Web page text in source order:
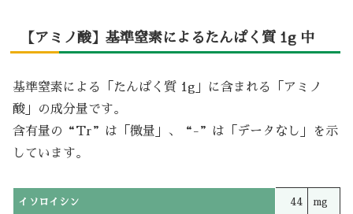
【アミノ酸】基準窒素によるたんぱく質 1g 中
基準窒素による「たんぱく質 1g」に含まれる「アミノ
酸」の成分量です。
含有量の“Tr”は「微量」、“-”は「データなし」を示
しています。
イソロイシン 44 mg